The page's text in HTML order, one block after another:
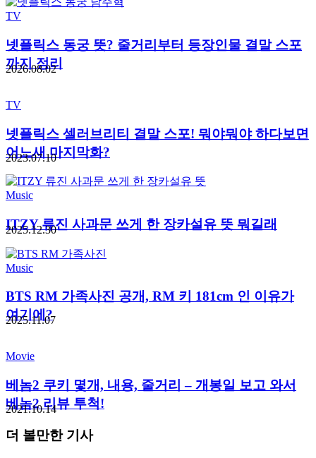
TV
넷플릭스 동궁 뜻? 줄거리부터 등장인물 결말 스포
까지 정리
2026.08.02
TV
넷플릭스 셀러브리티 결말 스포! 뭐야뭐야 하다보면
어느새 마지막화?
2023.07.10
Music
ITZY 류진 사과문 쓰게 한 장카설유 뜻 뭐길래
2025.12.30
Music
BTS RM 가족사진 공개, RM 키 181cm 인 이유가
여기에?
2025.11.07
Movie
베놈2 쿠키 몇개, 내용, 줄거리 – 개봉일 보고 와서
베놈2 리뷰 투척!
2021.10.14
더 볼만한 기사